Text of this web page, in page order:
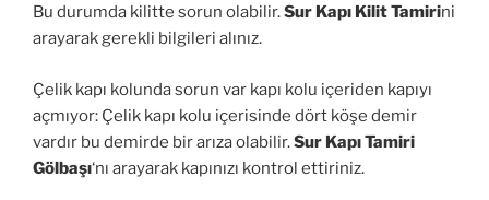
Bu durumda kilitte sorun olabilir.Sur Kapı Kilit Tamirini
arayarak gerekli bilgileri alınız.
Çelik kapı kolunda sorun var kapı kolu içeriden kapıyı
açmıyor: Çelik kapı kolu içerisinde dört köşe demir
vardır bu demirde bir arıza olabilir.Sur Kapı Tamiri
Gölbaşı‘nı arayarak kapınızı kontrol ettiriniz.